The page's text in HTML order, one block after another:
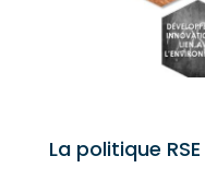
La politique